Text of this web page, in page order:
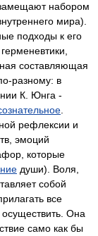
набором
мира).
подходы к его
составляющая
разному: в
К. Юнга -
рефлексии и
эмоций
которые
души). Воля,
собой
все
Она
само как бы